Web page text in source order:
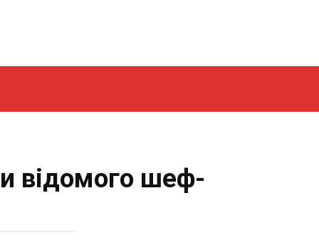
відомого шеф-